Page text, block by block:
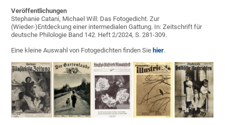
Veröffentlichungen
Stephanie Catani, Michael Will: Das Fotogedicht. Zur
(Wieder-)Entdeckung einer intermedialen Gattung. In: Zeitschrift für
deutsche Philologie Band 142. Heft 2/2024, S. 281-309.
Eine kleine Auswahl von Fotogedichten finden Sie hier.